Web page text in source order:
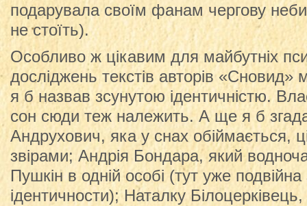
подарувала своїм фанам чергову
не стоїть).
Особливо ж цікавим для майбутніх
досліджень текстів авторів
я б назвав зсунутою ідентичністю.
сон сюди теж належить. А ще я б
Андрухович, яка у снах обіймається,
звірами; Андрія Бондара, який
Пушкін в одній особі (тут уже подвійна
ідентичности); Наталку